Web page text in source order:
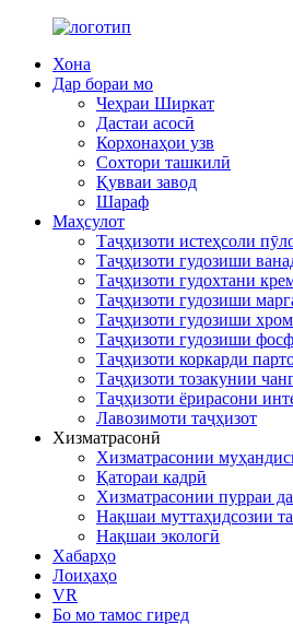
Хона
Дар бораи мо
Чеҳраи Ширкат
Дастаи асосӣ
Корхонаҳои узв
Сохтори ташкилӣ
Қувваи завод
Шараф
Маҳсулот
Таҷҳизоти истеҳсоли
Таҷҳизоти гудозиши
Таҷҳизоти гудохтани
Таҷҳизоти гудозиши
Таҷҳизоти гудозиши хром
Таҷҳизоти гудозиши
Таҷҳизоти коркарди
Таҷҳизоти тозакунии
Таҷҳизоти ёрирасони
Лавозимоти таҷҳизот
Хизматрасонӣ
Хизматрасонии
Қатораи кадрӣ
Хизматрасонии пурраи
Нақшаи муттаҳидсозии
Нақшаи экологӣ
Хабарҳо
Лоиҳаҳо
VR
Бо мо тамос гиред